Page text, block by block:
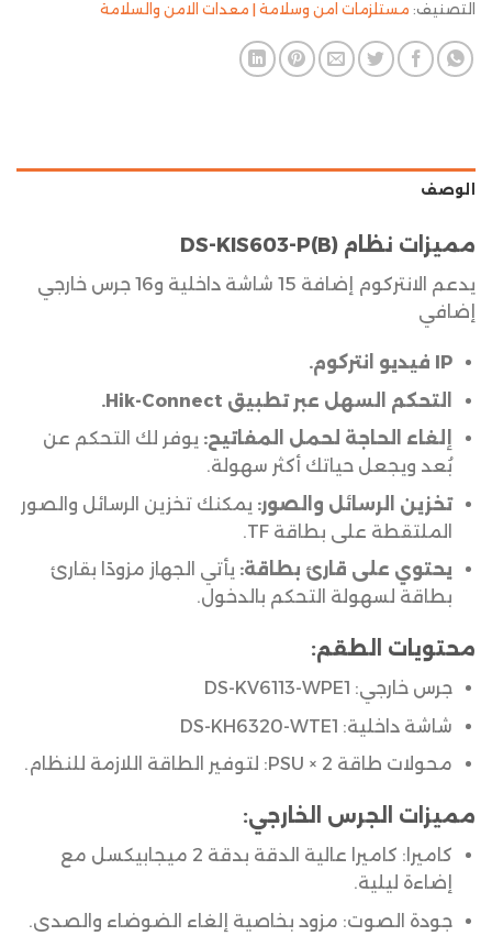
التصنيف: مستلزمات امن وسلامة | معدات الامن والسلامة
الوصف
مميزات نظام DS-KIS603-P(B)
يدعم الانتركوم إضافة 15 شاشة داخلية و16 جرس خارجي
إضافي
IP فيديو انتركوم.
التحكم السهل عبر تطبيق Hik-Connect.
إلغاء الحاجة لحمل المفاتيح: يوفر لك التحكم عن
بُعد ويجعل حياتك أكثر سهولة.
تخزين الرسائل والصور: يمكنك تخزين الرسائل والصور
الملتقطة على بطاقة TF.
يحتوي على قارئ بطاقة: يأتي الجهاز مزودًا بقارئ
بطاقة لسهولة التحكم بالدخول.
محتويات الطقم:
جرس خارجي: DS-KV6113-WPE1
شاشة داخلية: DS-KH6320-WTE1
محولات طاقة PSU × 2: لتوفير الطاقة اللازمة للنظام.
مميزات الجرس الخارجي:
كاميرا: كاميرا عالية الدقة بدقة 2 ميجابيكسل مع
إضاءة ليلية.
جودة الصوت: مزود بخاصية إلغاء الضوضاء والصدى.